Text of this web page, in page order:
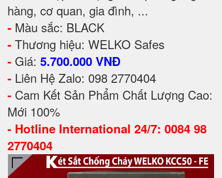
hàng, cơ quan, gia đình, ...
- Màu sắc: BLACK
- Thương hiệu: WELKO Safes
- Giá: 5.700.000 VNĐ
- Liên Hệ Zalo: 098 2770404
- Cam Kết Sản Phẩm Chất Lượng Cao:
Mới 100%
- Hotline International 24/7: 0084 98
2770404